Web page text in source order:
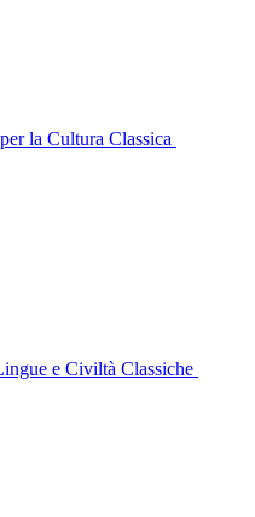
la Cultura Classica
e Civiltà Classiche